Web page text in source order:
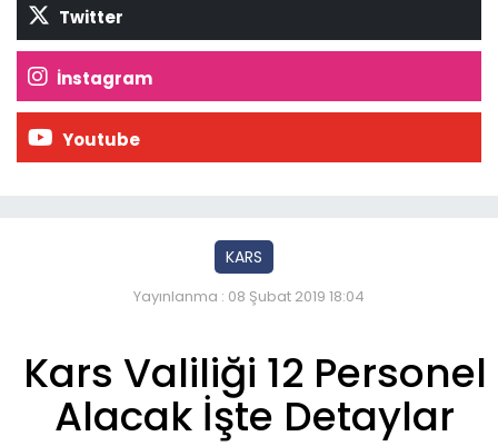
Twitter
İnstagram
Youtube
KARS
Yayınlanma : 08 Şubat 2019 18:04
Kars Valiliği 12 Personel
Alacak İşte Detaylar